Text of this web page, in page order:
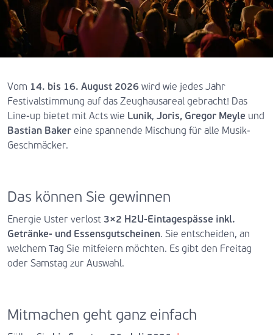
Vom 14. bis 16. August 2026 wird wie jedes Jahr
Festivalstimmung auf das Zeughausareal gebracht! Das
Line-up bietet mit Acts wie Lunik, Joris, Gregor Meyle und
Bastian Baker eine spannende Mischung für alle Musik-
Geschmäcker.
Das können Sie gewinnen
Energie Uster verlost 3×2 H2U-Eintagespässe inkl.
Getränke- und Essensgutscheinen. Sie entscheiden, an
welchem Tag Sie mitfeiern möchten. Es gibt den Freitag
oder Samstag zur Auswahl.
Mitmachen geht ganz einfach